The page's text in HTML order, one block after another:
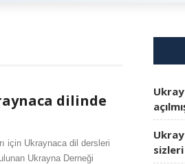
dilinde
için Ukraynaca dil dersleri
Ukrayna Derneği